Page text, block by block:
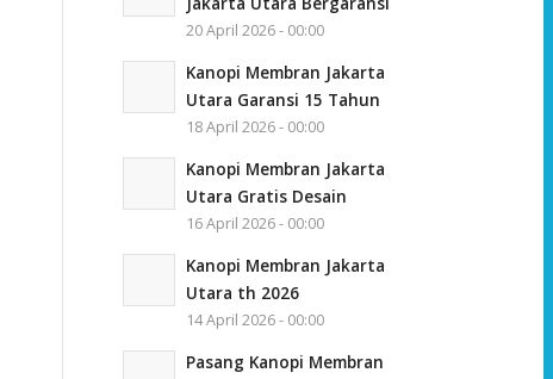
20 April 2026 - 00:00
Kanopi Membran Jakarta
Utara Garansi 15 Tahun
18 April 2026 - 00:00
Kanopi Membran Jakarta
Utara Gratis Desain
16 April 2026 - 00:00
Kanopi Membran Jakarta
Utara th 2026
14 April 2026 - 00:00
Pasang Kanopi Membran